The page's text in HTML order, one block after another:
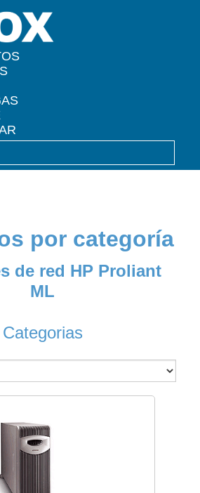
por categoría
de red HP Proliant
ML
Categorias